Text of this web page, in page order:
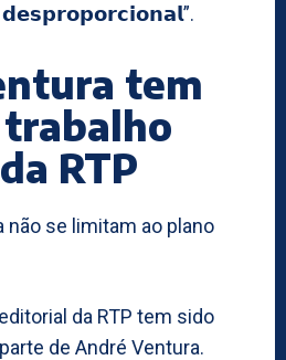
tem
RTP
não se limitam ao plano
da RTP tem sido
de André Ventura.